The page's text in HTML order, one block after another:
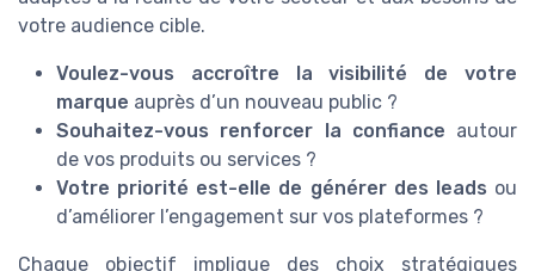
votre audience cible.
Voulez-vous accroître la visibilité de votre
marque auprès d’un nouveau public ?
Souhaitez-vous renforcer la confiance autour
de vos produits ou services ?
Votre priorité est-elle de générer des leads ou
d’améliorer l’engagement sur vos plateformes ?
Chaque objectif implique des choix stratégiques